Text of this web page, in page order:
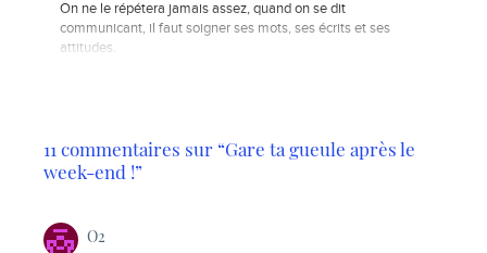
On ne le répétera jamais assez, quand on se dit
communicant, il faut soigner ses mots, ses écrits et ses
attitudes.
11 commentaires sur “Gare ta gueule après le
week-end !”
O2